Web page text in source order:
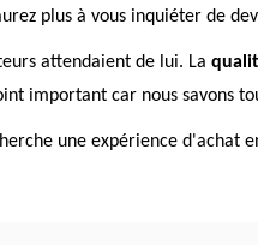
plus à vous inquiéter de
attendaient de lui. La
important car nous savons
une expérience